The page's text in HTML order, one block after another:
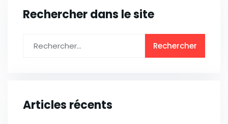
Rechercher dans le site
Articles récents